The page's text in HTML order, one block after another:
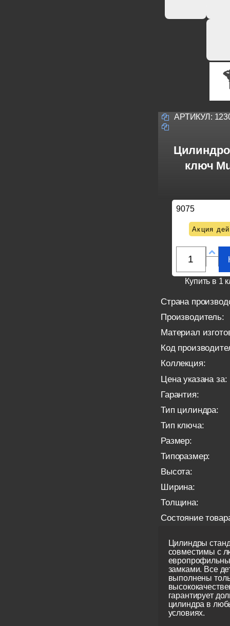
АРТИКУЛ:
ключ
9075
Акция
Купить в 1
Страна
Производитель:
Материал
Код
Коллекция:
Цена указана за:
Гарантия:
Тип цилиндра:
Тип ключа:
Размер:
Типоразмер:
Высота:
Ширина:
Толщина:
Состояние
Цилиндры
совместимы с
замками. Все
выполнены
гарантирует
цилиндра в
условиях.